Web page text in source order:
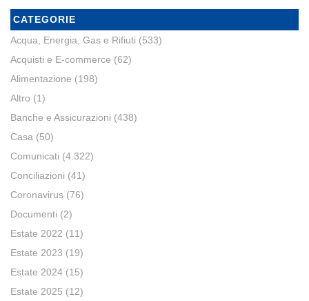
CATEGORIE
Acqua, Energia, Gas e Rifiuti (533)
Acquisti e E-commerce (62)
Alimentazione (198)
Altro (1)
Banche e Assicurazioni (438)
Casa (50)
Comunicati (4.322)
Conciliazioni (41)
Coronavirus (76)
Documenti (2)
Estate 2022 (11)
Estate 2023 (19)
Estate 2024 (15)
Estate 2025 (12)